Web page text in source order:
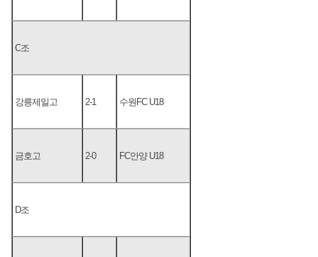
C조
강릉제일고 2-1 수원FC U18
금호고 2-0 FC안양 U18
D조